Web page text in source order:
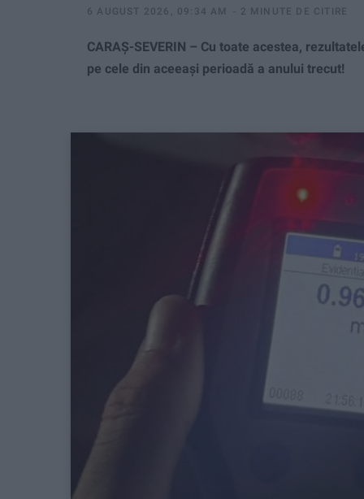
6 AUGUST 2026, 09:34 AM 2 MINUTE DE CITIRE
CARAȘ-SEVERIN – Cu toate acestea,
pe cele din aceeași perioadă a anului trecut!